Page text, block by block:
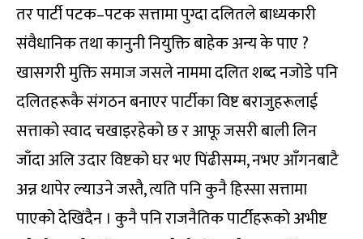
तर पार्टी पटक–पटक सत्तामा पुग्दा दलितले बाध्यकारी
संवैधानिक तथा कानुनी नियुक्ति बाहेक अन्य के पाए ?
खासगरी मुक्ति समाज जसले नाममा दलित शब्द नजोडे पनि
दलितहरूकै संगठन बनाएर पार्टीका विष्ट बराजुहरूलाई
सत्ताको स्वाद चखाइरहेको छ र आफू जसरी बाली लिन
जाँदा अलि उदार विष्टको घर भए पिंढीसम्म, नभए आँगनबाटै
अन्न थापेर ल्याउने जस्तै, त्यति पनि कुनै हिस्सा सत्तामा
पाएको देखिंदैन । कुनै पनि राजनैतिक पार्टीहरूको अभीष्ट